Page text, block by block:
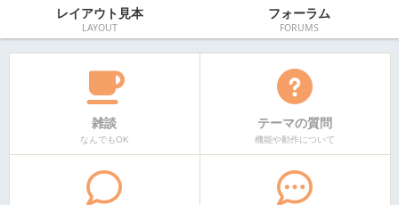
レイアウト見本
LAYOUT
フォーラム
FORUMS
雑談
なんでもOK
テーマの質問
機能や動作について